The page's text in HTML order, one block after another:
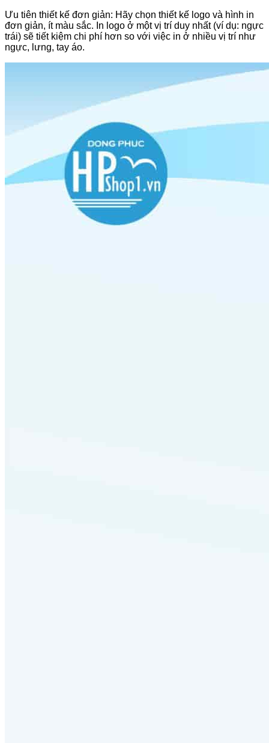
Ưu tiên thiết kế đơn giản: Hãy chọn thiết kế logo và hình in
đơn giản, ít màu sắc. In logo ở một vị trí duy nhất (ví dụ: ngực
trái) sẽ tiết kiệm chi phí hơn so với việc in ở nhiều vị trí như
ngực, lưng, tay áo.